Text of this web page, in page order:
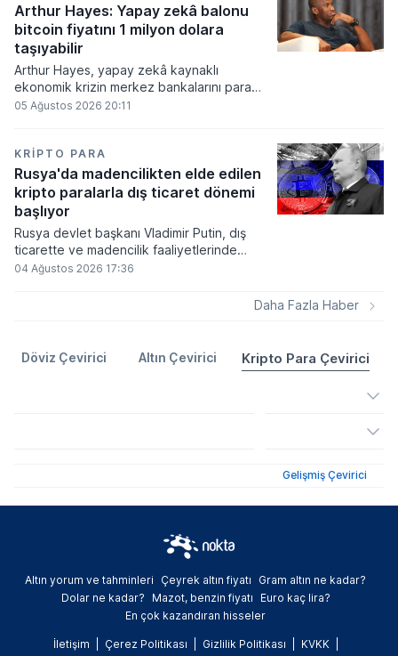
küresel gelişmelere çevrildi.
Arthur Hayes: Yapay zekâ balonu
bitcoin fiyatını 1 milyon dolara
taşıyabilir
Arthur Hayes, yapay zekâ kaynaklı
ekonomik krizin merkez bankalarını para
basmaya zorlayacağını ve bu durumun
kayıplarının tetikleyeceği kredi krizinin
küresel likidite artışına yol açacağını belirtti
ve bitcoinin bu süreçte en hızlı tepki veren
varlık olacağı vurguladı.
05 Ağustos 2026 20:11
KRIPTO PARA
Rusya'da madencilikten elde edilen
kripto paralarla dış ticaret dönemi
başlıyor
Rusya devlet başkanı Vladimir Putin, dış
ticarette ve madencilik faaliyetlerinde
kripto varlıkların kullanımına onay veren
alımlarında kullanılmasına olanak sağlanıyor.
04 Ağustos 2026 17:36
Daha Fazla Haber
Döviz Çevirici Altın Çevirici Kripto Para Çevirici
Gelişmiş Çevirici
Altın yorum ve tahminleri Çeyrek altın fiyatı
Gram altın ne kadar?
Dolar ne kadar?
Mazot, benzin fiyatı
Euro kaç lira?
En çok kazandıran hisseler
İletişim Çerez Politikası Gizlilik Politikası
KVKK